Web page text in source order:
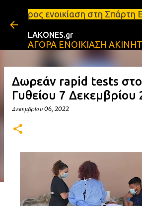
Μετάβαση στο κύριο
στη Σπάρτη Ενοικιάσεις
LAKONES.gr
ΑΓΟΡΑ ΕΝΟΙΚΙΑΣΗ
Δωρεάν rapid tests
Γυθείου 7 Δεκεμβρίου
Δεκεμβρίου 06, 2022